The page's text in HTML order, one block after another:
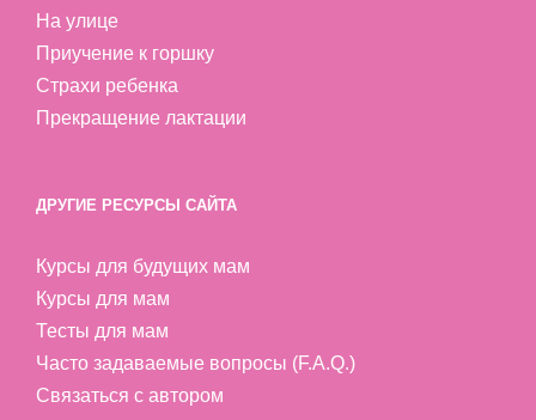
На улице
Приучение к горшку
Страхи ребенка
Прекращение лактации
ДРУГИЕ РЕСУРСЫ САЙТА
Курсы для будущих мам
Курсы для мам
Тесты для мам
Часто задаваемые вопросы (F.A.Q.)
Связаться с автором